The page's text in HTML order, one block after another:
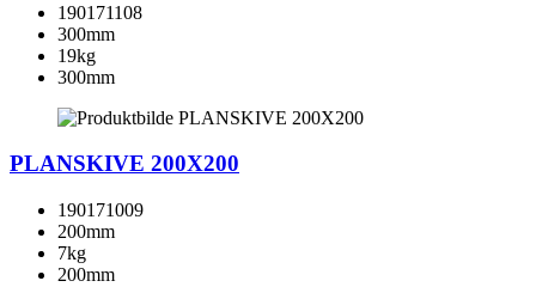
190171108
300mm
19kg
300mm
PLANSKIVE 200X200
190171009
200mm
7kg
200mm